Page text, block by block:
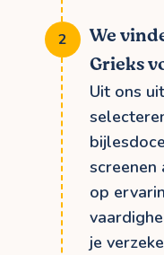
We
Grieks
Uit ons
op
je